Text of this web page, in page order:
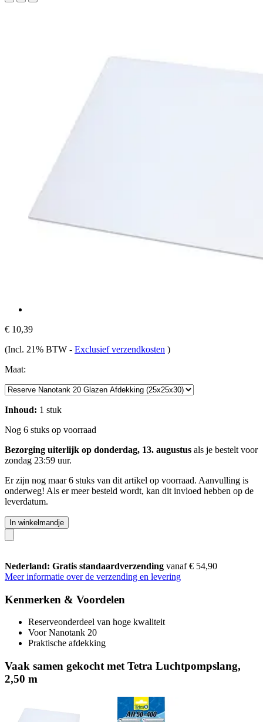
€ 10,39
(Incl. 21% BTW - Exclusief verzendkosten )
Maat:
Inhoud: 1 stuk
Nog 6 stuks op voorraad
Bezorging uiterlijk op donderdag, 13. augustus als je bestelt voor
zondag 23:59 uur.
Er zijn nog maar 6 stuks van dit artikel op voorraad. Aanvulling is
onderweg! Als er meer besteld wordt, kan dit invloed hebben op de
leverdatum.
In winkelmandje
Nederland: Gratis standaardverzending vanaf € 54,90
Meer informatie over de verzending en levering
Kenmerken & Voordelen
Reserveonderdeel van hoge kwaliteit
Voor Nanotank 20
Praktische afdekking
Vaak samen gekocht met Tetra Luchtpompslang,
2,50 m